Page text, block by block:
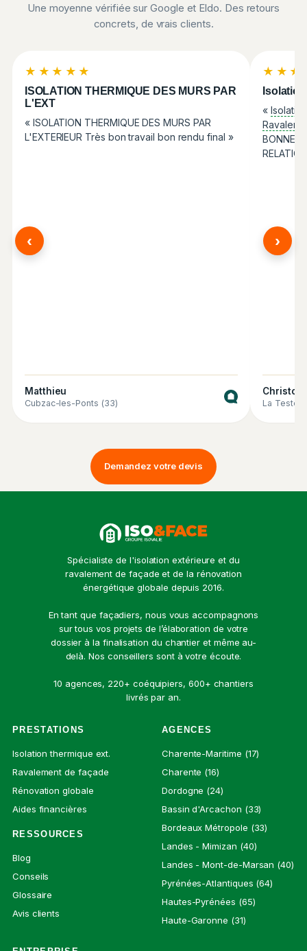
Une moyenne vérifiée sur Google et Eldo. Des retours
concrets, de vrais clients.
‹ ›
★★★★★
ISOLATION THERMIQUE DES MURS PAR
L'EXT
« ISOLATION THERMIQUE DES MURS PAR
L'EXTERIEUR Très bon travail bon rendu final »
Matthieu
Cubzac-les-Ponts (33)
«
BONNE
La Teste-
Demandez votre devis
Spécialiste de l'isolation extérieure et du
ravalement de façade et de la rénovation
énergétique globale depuis 2016.
En tant que façadiers, nous vous accompagnons
sur tous vos projets de l’élaboration de votre
dossier à la finalisation du chantier et même au-
delà. Nos conseillers sont à votre écoute.
10 agences, 220+ coéquipiers, 600+ chantiers
livrés par an.
PRESTATIONS
Isolation thermique ext.
Ravalement de façade
Rénovation globale
Aides financières
RESSOURCES
Blog
Conseils
Glossaire
Avis clients
AGENCES
Charente-Maritime (17)
Charente (16)
Dordogne (24)
Bassin d'Arcachon (33)
Bordeaux Métropole (33)
Landes - Mimizan (40)
Landes - Mont-de-Marsan (40)
Pyrénées-Atlantiques (64)
Hautes-Pyrénées (65)
Haute-Garonne (31)